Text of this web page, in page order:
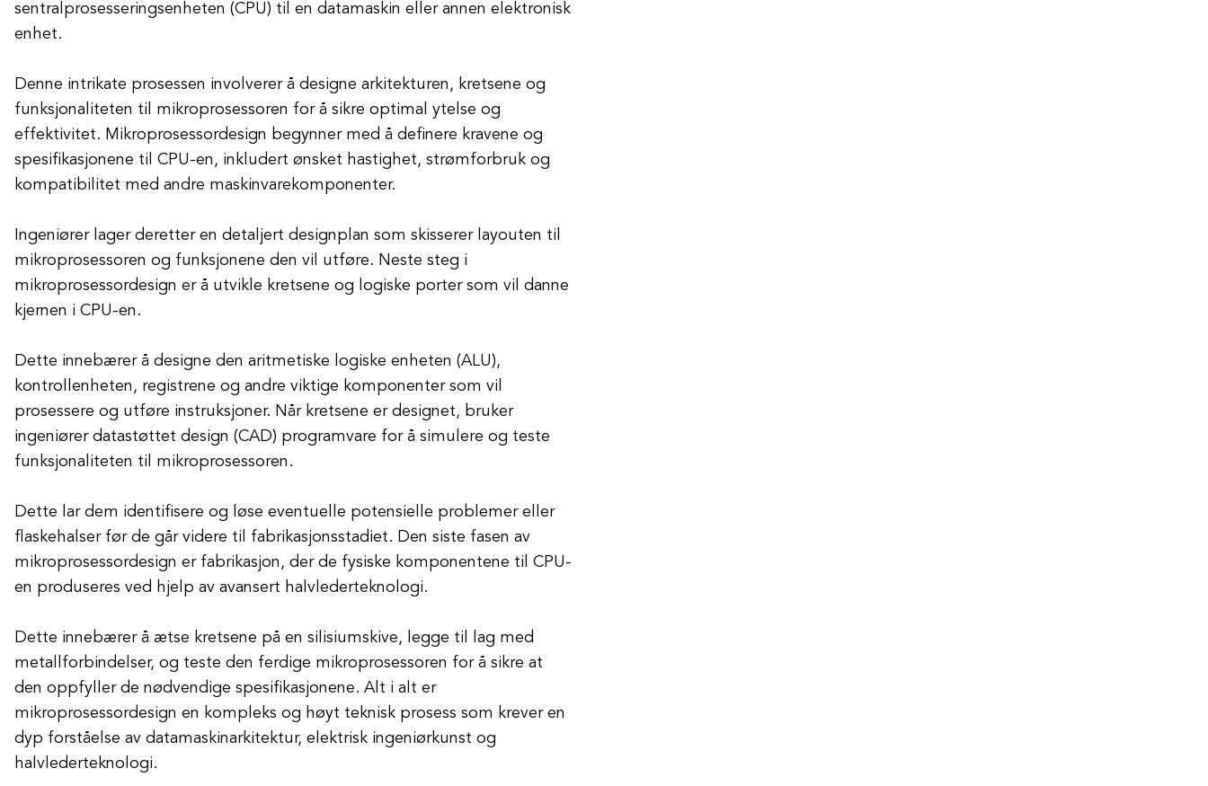
sentralprosesseringsenheten (CPU) til en datamaskin eller annen elektronisk
enhet.
Denne intrikate prosessen involverer å designe arkitekturen, kretsene og
funksjonaliteten til mikroprosessoren for å sikre optimal ytelse og
effektivitet. Mikroprosessordesign begynner med å definere kravene og
spesifikasjonene til CPU-en, inkludert ønsket hastighet, strømforbruk og
kompatibilitet med andre maskinvarekomponenter.
Ingeniører lager deretter en detaljert designplan som skisserer layouten til
mikroprosessoren og funksjonene den vil utføre. Neste steg i
mikroprosessordesign er å utvikle kretsene og logiske porter som vil danne
kjernen i CPU-en.
Dette innebærer å designe den aritmetiske logiske enheten (ALU),
kontrollenheten, registrene og andre viktige komponenter som vil
prosessere og utføre instruksjoner. Når kretsene er designet, bruker
ingeniører datastøttet design (CAD) programvare for å simulere og teste
funksjonaliteten til mikroprosessoren.
Dette lar dem identifisere og løse eventuelle potensielle problemer eller
flaskehalser før de går videre til fabrikasjonsstadiet. Den siste fasen av
mikroprosessordesign er fabrikasjon, der de fysiske komponentene til CPU-
en produseres ved hjelp av avansert halvlederteknologi.
Dette innebærer å ætse kretsene på en silisiumskive, legge til lag med
metallforbindelser, og teste den ferdige mikroprosessoren for å sikre at
den oppfyller de nødvendige spesifikasjonene. Alt i alt er
mikroprosessordesign en kompleks og høyt teknisk prosess som krever en
dyp forståelse av datamaskinarkitektur, elektrisk ingeniørkunst og
halvlederteknologi.